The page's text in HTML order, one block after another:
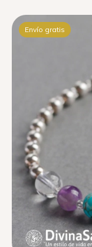
Envío gratis